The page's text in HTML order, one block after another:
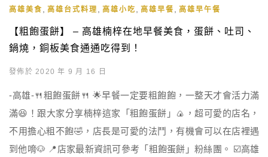
高雄美食 , 高雄台式料理 , 高雄小吃 , 高雄早餐 , 高雄早午餐
【粗飽蛋餅】 – 高雄楠梓在地早餐美食，蛋餅、吐司、
鍋燒，銅板美食通通吃得到！
發佈於 2020 年 9 月 16 日
-高雄-🍴粗飽蛋餅🍴 🌟早餐一定要粗飽飽，一整天才會活力滿
滿😆！跟大家分享楠梓這家「粗飽蛋餅」🍙，超可愛的店名，
不用擔心粗不飽🤣，店長是可愛的法鬥，有機會可以在店裡遇
到他唷🐶 📍店家最新資訊可參考「粗飽蛋餅」粉絲團。 ☑️高雄